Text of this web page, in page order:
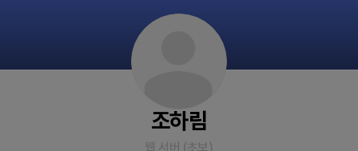
조하림
웹 서버 (초보)